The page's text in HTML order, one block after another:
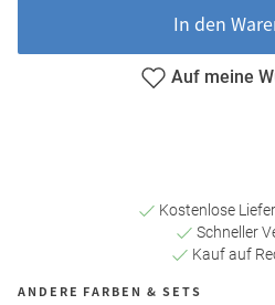
In den
Auf meine
Kostenlose
Schneller
Kauf auf
ANDERE FARBEN & SETS